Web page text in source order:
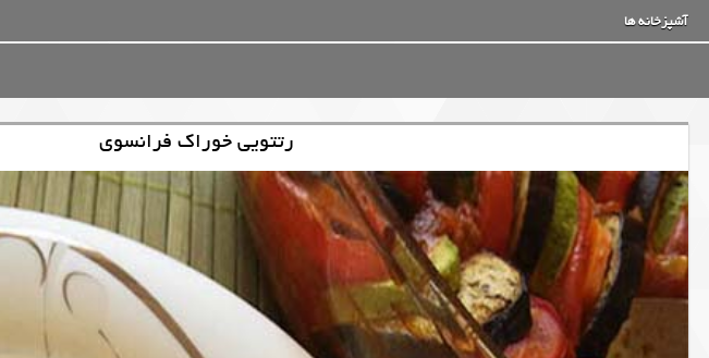
آشپزخانه ها
رتتویی خوراک فرانسوی